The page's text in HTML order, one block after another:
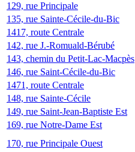
129, rue Principale
135, rue Sainte-Cécile-du-Bic
1417, route Centrale
142, rue J.-Romuald-Bérubé
143, chemin du Petit-Lac-Macpès
146, rue Saint-Cécile-du-Bic
1471, route Centrale
148, rue Sainte-Cécile
149, rue Saint-Jean-Baptiste Est
169, rue Notre-Dame Est
170, rue Principale Ouest